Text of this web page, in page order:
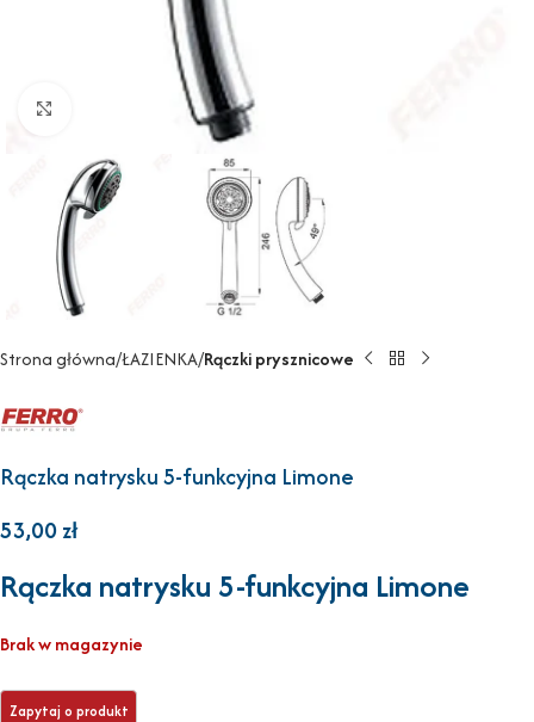
Strona główna ŁAZIENKA Rączki prysznicowe
Rączka natrysku 5-funkcyjna Limone
53,00zł
Rączka natrysku 5-funkcyjna Limone
Brak w magazynie